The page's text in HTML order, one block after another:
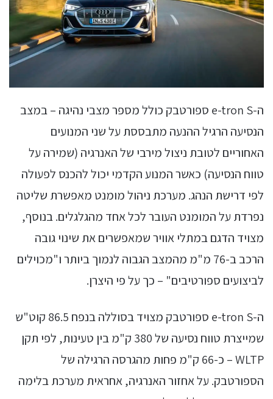
ה-e-tron S ספורטבק כולל מספר מצבי נהיגה – במצב
הנסיעה הרגיל ההנעה מתבססת על שני המנועים
האחוריים לטובת ניצול מירבי של האנרגיה (שמירה על
טווח הנסיעה) כאשר המנוע הקדמי יכול להכנס לפעולה
לפי דרישת הנהג. מערכת ניהול מומנט מאפשרת שליטה
נפרדת על המומנט העובר לכל אחד מהגלגלים. בנוסף,
מצויד הדגם במתלי אוויר שמאפשרים את שינוי גובה
הרכב ב-76 מ"מ מהמצב הגבוה לנמוך ביותר ו"מכוילים
לביצועים ספורטיבים" – כך על פי היצרן.
ה-e-tron S ספורטבק מצויד בסוללה בנפח 86.5 קוט"ש
שמייצרת טווח נסיעה של 380 ק"מ בין טעינות, לפי תקן
WLTP – כ-66 ק"מ פחות מהגרסה הרגילה של
הספורטבק. על אחזור האנרגיה, אחראית מערכת בלימה